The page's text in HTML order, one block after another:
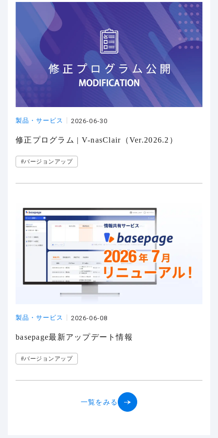
製品・サービス 2026-06-30
修正プログラム | V-nasClair（Ver.2026.2）
#バージョンアップ
製品・サービス 2026-06-08
basepage最新アップデート情報
#バージョンアップ
一覧をみる